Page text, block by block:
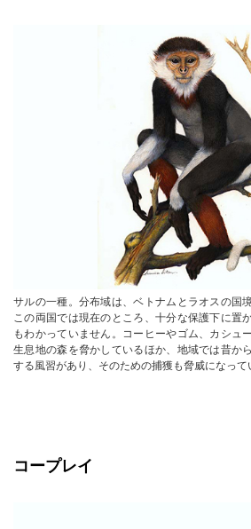
サルの一種。分布域は、ベトナムとラオスの国
この両国では現在のところ、十分な保護下に置
もわかっていません。コーヒーやゴム、カシュ
生息地の森を脅かしているほか、地域では昔か
する風習があり、そのための捕獲も脅威になって
コープレイ